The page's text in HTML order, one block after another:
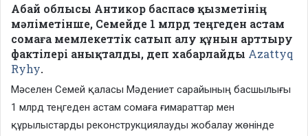
Абай облысы Антикор баспасөз қызметінің
мәліметінше, Семейде 1 млрд теңгеден астам
сомаға мемлекеттік сатып алу құнын арттыру
фактілері анықталды, деп хабарлайды Azattyq
Ryhy.
Мәселен Семей қаласы Мәдениет сарайының басшылығы
1 млрд теңгеден астам сомаға ғимараттар мен
құрылыстарды реконструкциялауды жобалау жөнінде